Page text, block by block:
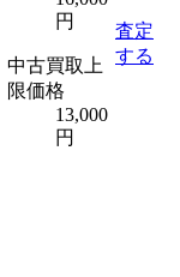
円
中古買取上
限価格
13,000
円
査定
する